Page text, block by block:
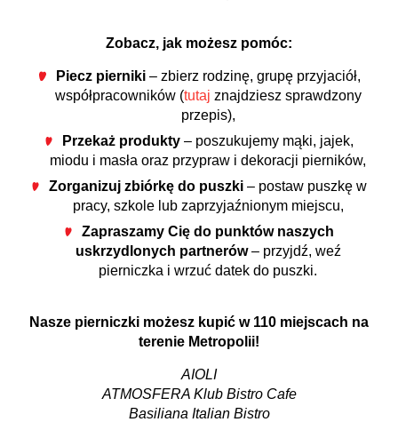
Zobacz, jak możesz pomóc:
Piecz pierniki– zbierz rodzinę, grupę przyjaciół,
współpracowników (tutaj znajdziesz sprawdzony
przepis),
Przekaż produkty– poszukujemy mąki, jajek,
miodu i masła oraz przypraw i dekoracji pierników,
Zorganizuj zbiórkę do puszki – postaw puszkę w
pracy, szkole lub zaprzyjaźnionym miejscu,
Zapraszamy Cię do punktów naszych
uskrzydlonych partnerów– przyjdź, weź
pierniczka i wrzuć datek do puszki.
Nasze pierniczki możesz kupić w 110 miejscach na
terenie Metropolii!
AIOLI
ATMOSFERA Klub Bistro Cafe
Basiliana Italian Bistro